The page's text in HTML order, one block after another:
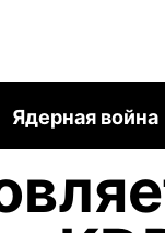
Ядерная война